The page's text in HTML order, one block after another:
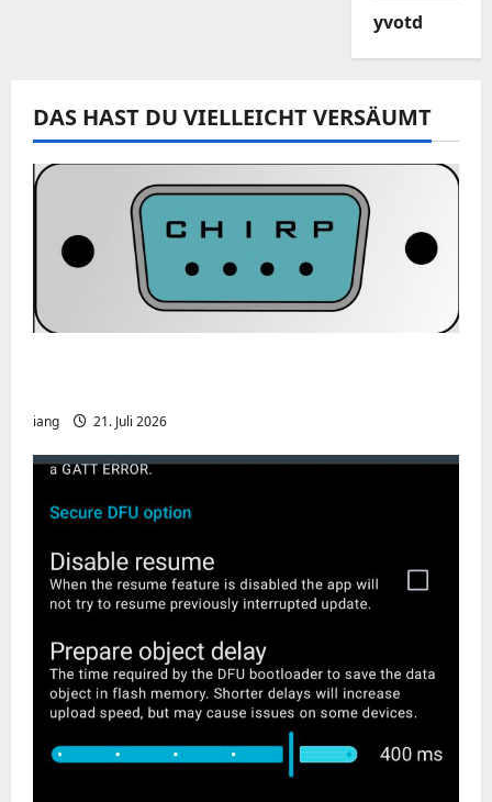
yvotd
DAS HAST DU VIELLEICHT VERSÄUMT
iang 21. Juli 2026